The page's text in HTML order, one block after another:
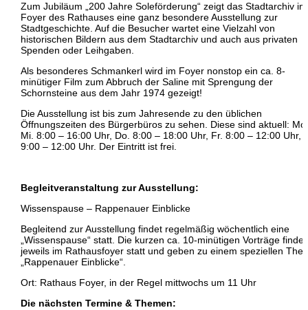
Zum Jubiläum „200 Jahre Soleförderung“ zeigt das Stadtarchiv im
Foyer des Rathauses eine ganz besondere Ausstellung zur
Stadtgeschichte. Auf die Besucher wartet eine Vielzahl von
historischen Bildern aus dem Stadtarchiv und auch aus privaten
Spenden oder Leihgaben.
Als besonderes Schmankerl wird im Foyer nonstop ein ca. 8-
minütiger Film zum Abbruch der Saline mit Sprengung der
Schornsteine aus dem Jahr 1974 gezeigt!
Die Ausstellung ist bis zum Jahresende zu den üblichen
Öffnungszeiten des Bürgerbüros zu sehen. Diese sind aktuell:
Mi. 8:00 – 16:00 Uhr, Do. 8:00 – 18:00 Uhr, Fr. 8:00 – 12:00 Uhr,
9:00 – 12:00 Uhr. Der Eintritt ist frei.
Begleitveranstaltung zur Ausstellung:
Wissenspause – Rappenauer Einblicke
Begleitend zur Ausstellung findet regelmäßig wöchentlich eine
„Wissenspause“ statt. Die kurzen ca. 10-minütigen Vorträge
jeweils im Rathausfoyer statt und geben zu einem speziellen
„Rappenauer Einblicke“.
Ort: Rathaus Foyer, in der Regel mittwochs um 11 Uhr
Die nächsten Termine & Themen: